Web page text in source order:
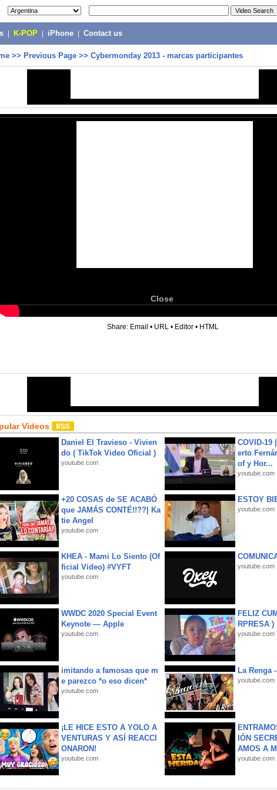
K-POP iPhone Contact us
>> Previous Page >> Cybermonday 2013 - marcas participantes
Close
Share: Email • URL • Editor • HTML
Videos
Daniel El Travieso - Vivien
do ( TikTok Video Oficial )
youtube.com
COVID-19
erto
of y Hor...
youtube.com
+20 COSAS de SE ACABÓ
que JAMÁS CONTÉ!!??| Ka
tie Angel
youtube.com
ESTOY
youtube.com
KHEA - Mami Lo Siento (Of
ficial Video) #VYFT
youtube.com
youtube.com
WWDC 2020 Special Event
Keynote — Apple
youtube.com
FELIZ
RPRESA )
youtube.com
imitando a famosas que m
e parezco *o eso dicen*
youtube.com
La Renga
youtube.com
¡LE HICE ESTO A YOLO A
VENTURAS Y ASÍ REACCI
ONARON!
youtube.com
IÓN
AMOS A
youtube.com